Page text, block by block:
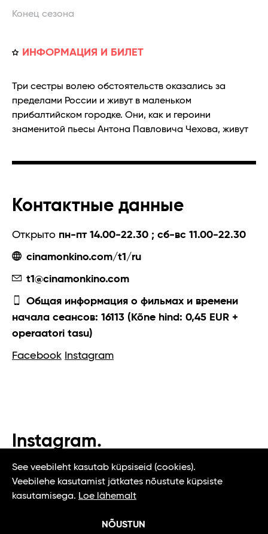
Конец сезона
ИНФОРМАЦИЯ И БИЛЕТ
Три сестры волею обстоятельств оказались за
пределами России и живут в маленьком
прибалтийском городке. Они, как и героини
знаменитой пьесы Антона Павловича Чехова, живут
Контактные данные
Открыто пн-пт 14.00-22.30 ; сб-вс 11.00-22.30
cinamonkino.com/t1/ru
t1@cinamonkino.com
Общая информация о фильмах и времени
начала сеансов: 16113 (Kõne hind: 0,45 EUR +
operaatori tasu)
Facebook Instagram
Instagram.
#t1tallinn #tasteoftallinn
See veebileht kasutab küpsiseid (cookies).
Veebilehe kasutamist jätkates nõustute küpsiste
kasutamisega. Loe lähemalt
NÕUSTUN